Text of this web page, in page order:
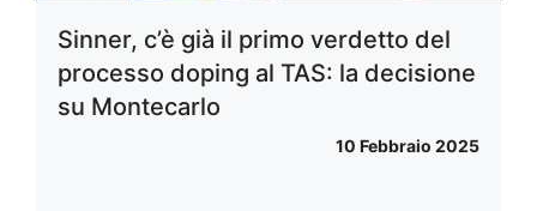
Sinner, c’è già il primo verdetto del
processo doping al TAS: la decisione
su Montecarlo
10 Febbraio 2025